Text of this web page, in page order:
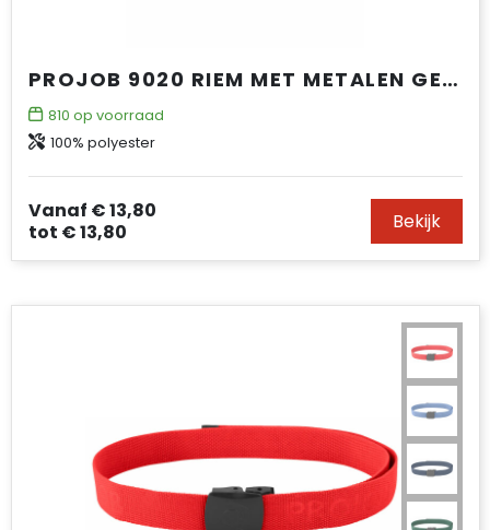
PROJOB 9020 RIEM MET METALEN GESP
810 op voorraad
100% polyester
Vanaf € 13,80
tot € 13,80 Bekijk